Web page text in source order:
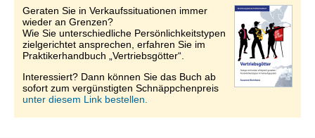
Geraten Sie in Verkaufssituationen immer
wieder an Grenzen?
Wie Sie unterschiedliche Persönlichkeitstypen
zielgerichtet ansprechen, erfahren Sie im
Praktikerhandbuch „Vertriebsgötter“.
Interessiert? Dann können Sie das Buch ab
sofort zum vergünstigten Schnäppchenpreis
unter diesem Link bestellen.